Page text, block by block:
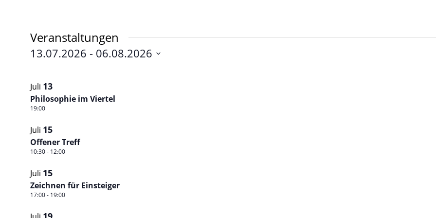
Veranstaltungen
13.07.2026 - 06.08.2026
of
Veranstaltungen
in
Photo
View
Juli 13
Philosophie im Viertel
19:00
Juli 15
Offener Treff
10:30- 12:00
Juli 15
Zeichnen für Einsteiger
17:00- 19:00